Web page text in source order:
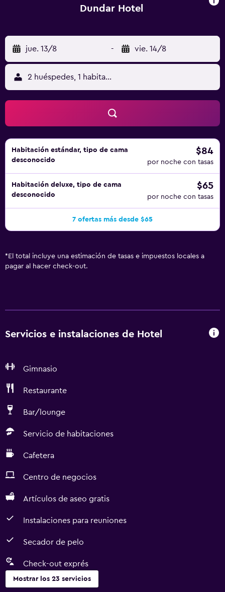
Los servicios para las personas de negocios incluyen
servicio de limpieza todos los días. Los servicios de ocio y
esparcimiento en este hotel incluyen sauna y gimnasio.
Dundar Hotel
jue. 13/8 - vie. 14/8
2 huéspedes, 1 habitación
Habitación estándar, tipo de cama
desconocido
$84
por noche con tasas
Habitación deluxe, tipo de cama
desconocido
$65
por noche con tasas
7 ofertas más desde $65
* El total incluye una estimación de tasas e impuestos locales a
pagar al hacer check-out.
Servicios e instalaciones de Hotel
Gimnasio
Restaurante
Bar/lounge
Servicio de habitaciones
Cafetera
Centro de negocios
Artículos de aseo gratis
Instalaciones para reuniones
Secador de pelo
Check-out exprés
Mostrar los 23 servicios